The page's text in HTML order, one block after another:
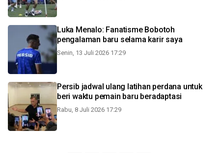
Luka Menalo: Fanatisme Bobotoh
pengalaman baru selama karir saya
Senin, 13 Juli 2026 17:29
Persib jadwal ulang latihan perdana untuk
beri waktu pemain baru beradaptasi
Rabu, 8 Juli 2026 17:29